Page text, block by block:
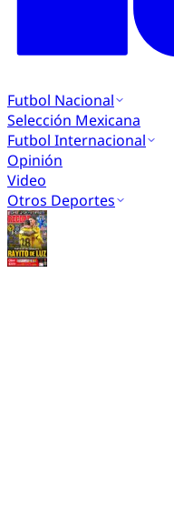
Futbol Nacional
Selección Mexicana
Futbol Internacional
Opinión
Video
Otros Deportes